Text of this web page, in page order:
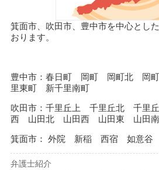
箕面市、吹田市、豊中市を中心とし
おります。
豊中市：春日町 岡町 岡町北 岡
里東町 新千里南町
吹田市：千里丘上 千里丘北 千里
西 山田北 山田西 山田東 山田南
箕面市： 外院 新稲 西宿 如意
弁護士紹介